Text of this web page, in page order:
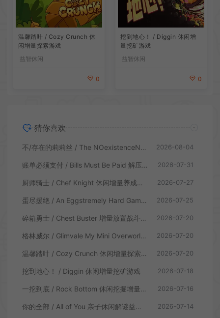
温馨踏叶 / Cozy Crunch 休
闲增量探索游戏
益智休闲
0
挖到地心！ / Diggin 休闲增
量挖矿游戏
益智休闲
0
猜你喜欢
不/存在的莉莉丝 / The NOexistenceN of Lilith 动态形象桌面互动游戏 2026-08-04
账单必须支付 / Bills Must Be Paid 解压增量肉鸽休闲游戏 2026-07-31
厨师骑士 / Chef Knight 休闲增量养成游戏 2026-07-27
蛋尽援绝 / An Eggstremely Hard Game 休闲合作闯关游戏 2026-07-25
碎箱勇士 / Chest Buster 增量放置战斗游戏 2026-07-20
格林威尔 / Glimvale My Mini Overworld 单人放置挂机城市建造游戏 2026-07-20
温馨踏叶 / Cozy Crunch 休闲增量探索游戏 2026-07-20
挖到地心！ / Diggin 休闲增量挖矿游戏 2026-07-18
一挖到底 / Rock Bottom 休闲挖掘增量游戏 2026-07-16
你的全部 / All of You 亲子休闲解谜益智游戏 2026-07-14